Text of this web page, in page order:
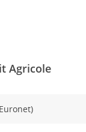
Agricole